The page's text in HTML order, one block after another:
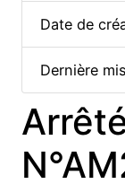
Date de
Dernière